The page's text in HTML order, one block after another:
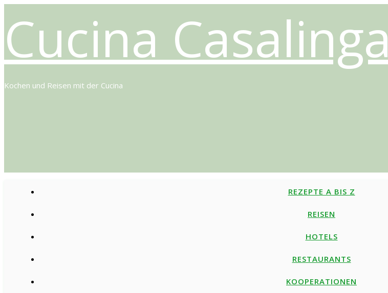
Cucina Casalinga
Kochen und Reisen mit der Cucina
REZEPTE A BIS Z
REISEN
HOTELS
RESTAURANTS
KOOPERATIONEN